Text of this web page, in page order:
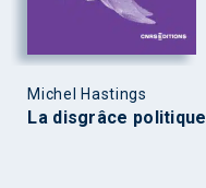
Michel Hastings
La disgrâce politique